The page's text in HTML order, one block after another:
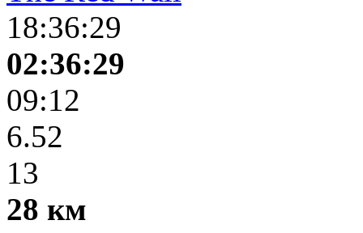
18:36:29
02:36:29
09:12
6.52
13
28 км